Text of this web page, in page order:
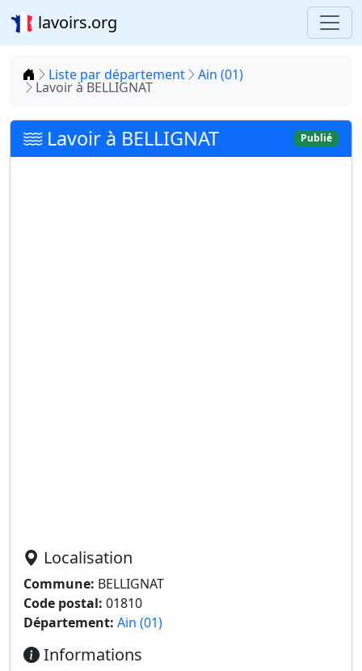
lavoirs.org
Accueil
Liste par département Ain (01)
Lavoir à BELLIGNAT
Lavoir à BELLIGNAT Publié
Localisation
Commune: BELLIGNAT
Code postal: 01810
Département: Ain (01)
Informations